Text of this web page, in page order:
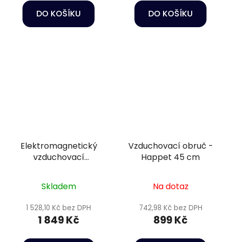
DO KOŠÍKU DO KOŠÍKU
Elektromagnetický
vzduchovací
Skladem
1 528,10 Kč bez DPH
1 849 Kč
Vzduchovací obruč -
Happet 45 cm
Na dotaz
742,98 Kč bez DPH
899 Kč